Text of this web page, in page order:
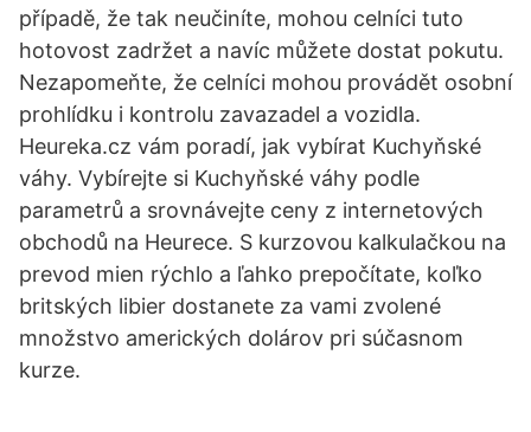
případě, že tak neučiníte, mohou celníci tuto
hotovost zadržet a navíc můžete dostat pokutu.
Nezapomeňte, že celníci mohou provádět osobní
prohlídku i kontrolu zavazadel a vozidla.
Heureka.cz vám poradí, jak vybírat Kuchyňské
váhy. Vybírejte si Kuchyňské váhy podle
parametrů a srovnávejte ceny z internetových
obchodů na Heurece. S kurzovou kalkulačkou na
prevod mien rýchlo a ľahko prepočítate, koľko
britských libier dostanete za vami zvolené
množstvo amerických dolárov pri súčasnom
kurze.